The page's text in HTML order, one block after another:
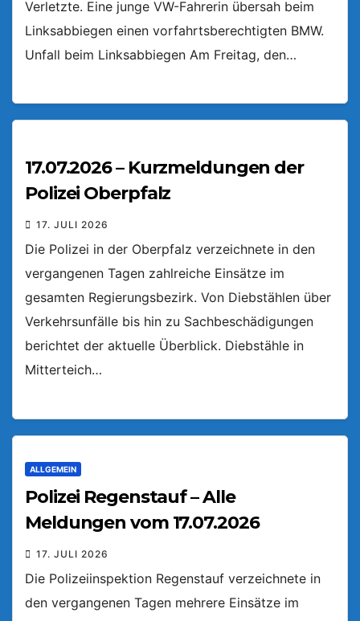
Verletzte. Eine junge VW-Fahrerin übersah beim
Linksabbiegen einen vorfahrtsberechtigten BMW.
Unfall beim Linksabbiegen Am Freitag, den…
17.07.2026 – Kurzmeldungen der
Polizei Oberpfalz
17. JULI 2026
Die Polizei in der Oberpfalz verzeichnete in den
vergangenen Tagen zahlreiche Einsätze im
gesamten Regierungsbezirk. Von Diebstählen über
Verkehrsunfälle bis hin zu Sachbeschädigungen
berichtet der aktuelle Überblick. Diebstähle in
Mitterteich…
ALLGEMEIN
Polizei Regenstauf – Alle
Meldungen vom 17.07.2026
17. JULI 2026
Die Polizeiinspektion Regenstauf verzeichnete in
den vergangenen Tagen mehrere Einsätze im